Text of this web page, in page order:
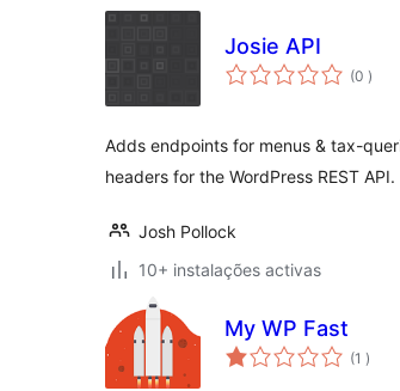
Josie API
(0 )
Adds endpoints for menus & tax-
headers for the WordPress REST API.
Josh Pollock
10+ instalações activas
My WP Fast
(1 )